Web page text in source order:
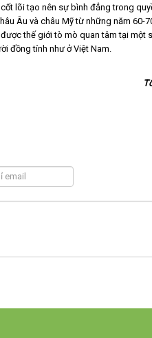
lõi tạo nên sự bình đẳng trong
Âu và châu Mỹ từ những năm 60-
thế giới tò mò quan tâm tại một
đồng tính như ở Việt Nam.